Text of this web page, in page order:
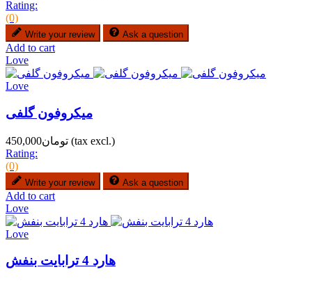
Rating:
(0)
Write your review Ask a question
Add to cart
Love
Love
میکروفون گلفی
تومان450,000 (tax excl.)
Rating:
(0)
Write your review Ask a question
Add to cart
Love
Love
هارد 4 ترابایت بنفش